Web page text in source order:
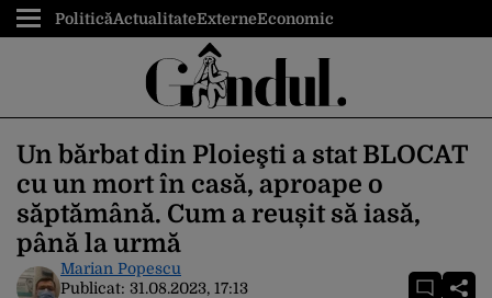
PoliticăActualitateExterneEconomic
Un bărbat din Ploieşti a stat BLOCAT
cu un mort în casă, aproape o
săptămână. Cum a reușit să iasă,
până la urmă
Marian Popescu
Publicat: 31.08.2023, 17:13